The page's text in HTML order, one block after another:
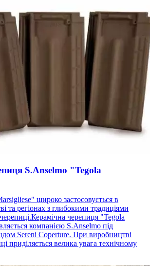
S.Anselmo "Tegola
широко застосовується в
та регіонах з глибокими традиціями
черепиця "Tegola
компанією S.Anselmo під
Sereni Coperture. При виробництві
приділяється велика увага технічному